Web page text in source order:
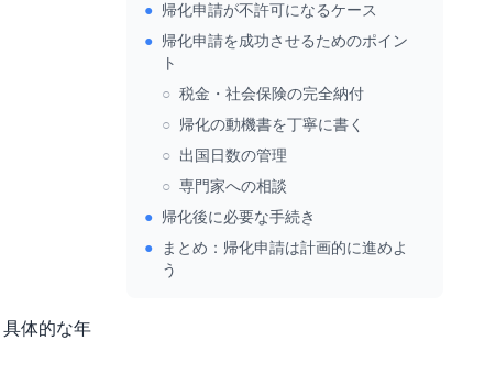
体的な年
● 帰化申請が不許可になるケース
● 帰化申請を成功させるためのポイン
ト
○ 税金・社会保険の完全納付
○
帰化の動機書を丁寧に書く
○
出国日数の管理
○ 専門家への相談
● 帰化後に必要な手続き
●
まとめ：帰化申請は計画的に進めよ
う